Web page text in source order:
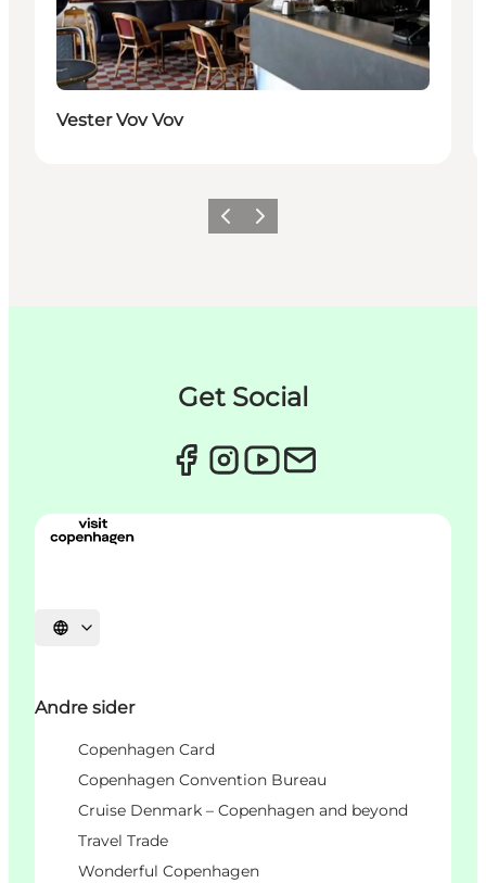
Vester Vov Vov
Previous
Next
Get Social
Select language
Andre sider
Copenhagen Card
Copenhagen Convention Bureau
Cruise Denmark – Copenhagen and beyond
Travel Trade
Wonderful Copenhagen